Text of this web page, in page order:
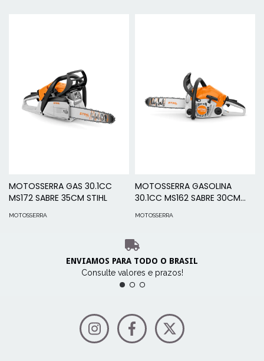
MOTOSSERRA GAS 30.1CC
MS172 SABRE 35CM STIHL
MOTOSSERRA
MOTOSSERRA GASOLINA
30.1CC MS162 SABRE 30CM
MOTOSSERRA
ENVIAMOS PARA TODO O BRASIL
Consulte valores e prazos!